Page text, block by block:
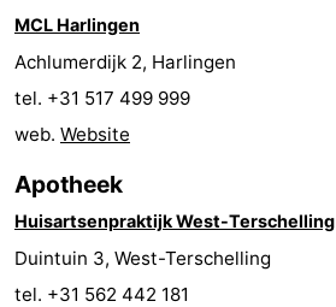
-
Rondvaarten
-
Boerderijen
Speeltuinen
-
Minigolfbanen
Wellness
centra
Natuur
MCL Harlingen
Achlumerdijk 2, Harlingen
tel. +31 517 499 999
web. Website
Apotheek
Huisartsenpraktijk West-Terschelling
Duintuin 3, West-Terschelling
tel. +31 562 442 181